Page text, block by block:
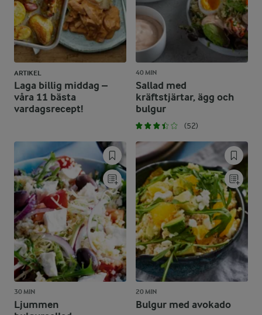
ARTIKEL
Laga billig middag –
våra 11 bästa
vardagsrecept!
40 MIN
Sallad med
kräftstjärtar, ägg och
bulgur
(52)
30 MIN
Ljummen
20 MIN
Bulgur med avokado